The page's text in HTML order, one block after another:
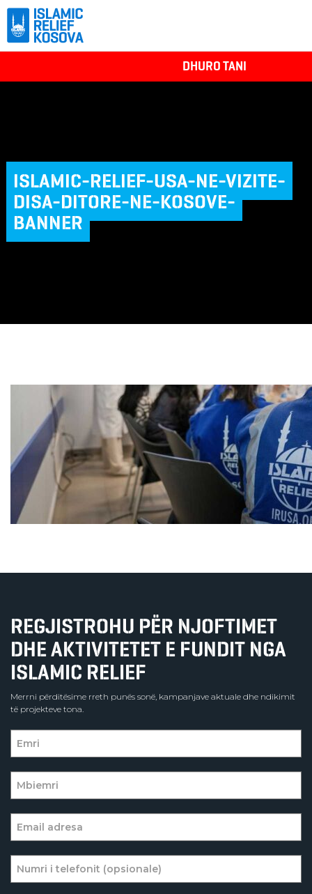
DHURO TANI
ISLAMIC-RELIEF-USA-NE-VIZITE-
DISA-DITORE-NE-KOSOVE-
BANNER
REGJISTROHU PËR NJOFTIMET
DHE AKTIVITETET E FUNDIT NGA
ISLAMIC RELIEF
Merrni përditësime rreth punës sonë, kampanjave aktuale dhe ndikimit
të projekteve tona.